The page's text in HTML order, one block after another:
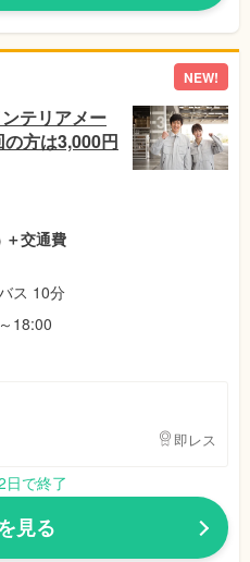
NEW!
テリアメー
方は3,000円
＋交通費
ス 10分
18:00
即レス
日で終了
見る